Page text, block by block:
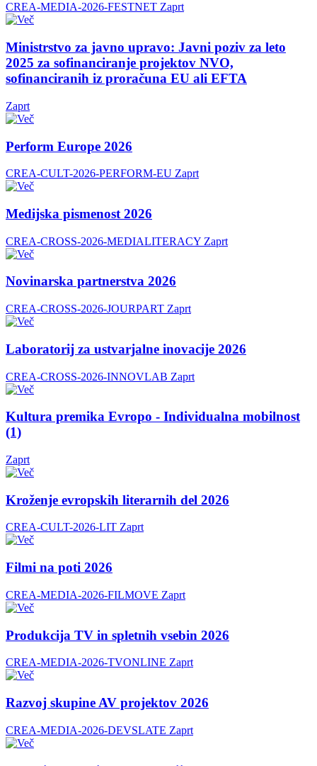
CREA-MEDIA-2026-FESTNET Zaprt
Ministrstvo za javno upravo: Javni poziv za leto
2025 za sofinanciranje projektov NVO,
sofinanciranih iz proračuna EU ali EFTA
Zaprt
Perform Europe 2026
CREA-CULT-2026-PERFORM-EU Zaprt
Medijska pismenost 2026
CREA-CROSS-2026-MEDIALITERACY Zaprt
Novinarska partnerstva 2026
CREA-CROSS-2026-JOURPART Zaprt
Laboratorij za ustvarjalne inovacije 2026
CREA-CROSS-2026-INNOVLAB Zaprt
Kultura premika Evropo - Individualna mobilnost
(1)
Zaprt
Kroženje evropskih literarnih del 2026
CREA-CULT-2026-LIT Zaprt
Filmi na poti 2026
CREA-MEDIA-2026-FILMOVE Zaprt
Produkcija TV in spletnih vsebin 2026
CREA-MEDIA-2026-TVONLINE Zaprt
Razvoj skupine AV projektov 2026
CREA-MEDIA-2026-DEVSLATE Zaprt